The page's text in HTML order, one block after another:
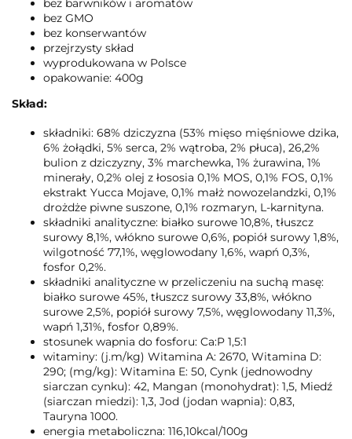
bez GMO
bez konserwantów
przejrzysty skład
wyprodukowana w Polsce
opakowanie: 400g
Skład:
składniki: 68% dziczyzna (53% mięso mięśniowe dzika,
6% żołądki, 5% serca, 2% wątroba, 2% płuca), 26,2%
bulion z dziczyzny, 3% marchewka, 1% żurawina, 1%
minerały, 0,2% olej z łososia 0,1% MOS, 0,1% FOS, 0,1%
ekstrakt Yucca Mojave, 0,1% małż nowozelandzki, 0,1%
drożdże piwne suszone, 0,1% rozmaryn, L-karnityna.
składniki analityczne: białko surowe 10,8%, tłuszcz
surowy 8,1%, włókno surowe 0,6%, popiół surowy 1,8%,
wilgotność 77,1%, węglowodany 1,6%, wapń 0,3%,
fosfor 0,2%.
składniki analityczne w przeliczeniu na suchą masę:
białko surowe 45%, tłuszcz surowy 33,8%, włókno
surowe 2,5%, popiół surowy 7,5%, węglowodany 11,3%,
wapń 1,31%, fosfor 0,89%.
stosunek wapnia do fosforu: Ca:P 1,5:1
witaminy: (j.m/kg) Witamina A: 2670, Witamina D:
290; (mg/kg): Witamina E: 50, Cynk (jednowodny
siarczan cynku): 42, Mangan (monohydrat): 1,5, Miedź
(siarczan miedzi): 1,3, Jod (jodan wapnia): 0,83,
Tauryna 1000.
energia metaboliczna: 116,10kcal/100g